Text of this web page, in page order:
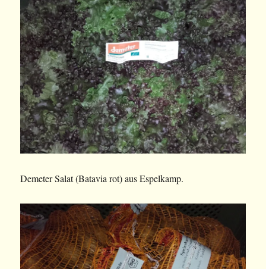
Demeter Salat (Batavia rot) aus Espelkamp.